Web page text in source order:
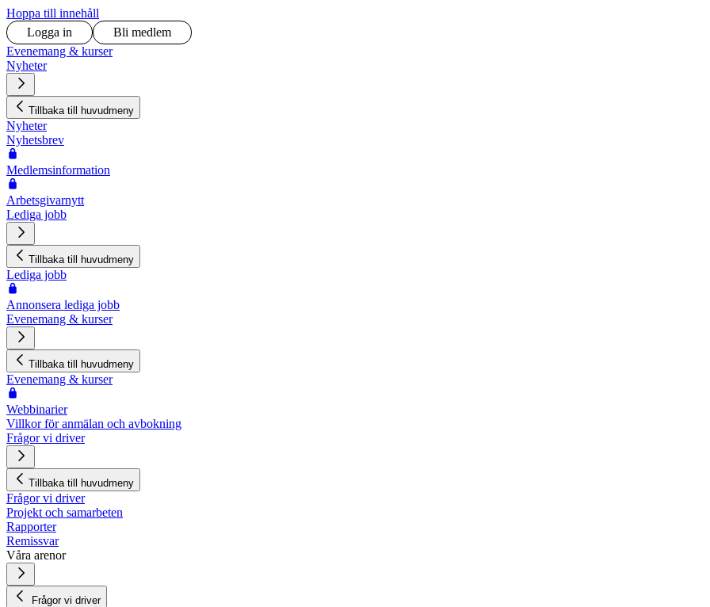
Hoppa till innehåll
Logga in
Bli medlem
Evenemang & kurser
Nyheter
Tillbaka till huvudmeny
Nyheter
Nyhetsbrev
Medlemsinformation
Arbetsgivarnytt
Lediga jobb
Tillbaka till huvudmeny
Lediga jobb
Annonsera lediga jobb
Evenemang & kurser
Tillbaka till huvudmeny
Evenemang & kurser
Webbinarier
Villkor för anmälan och avbokning
Frågor vi driver
Tillbaka till huvudmeny
Frågor vi driver
Projekt och samarbeten
Rapporter
Remissvar
Våra arenor
Frågor vi driver